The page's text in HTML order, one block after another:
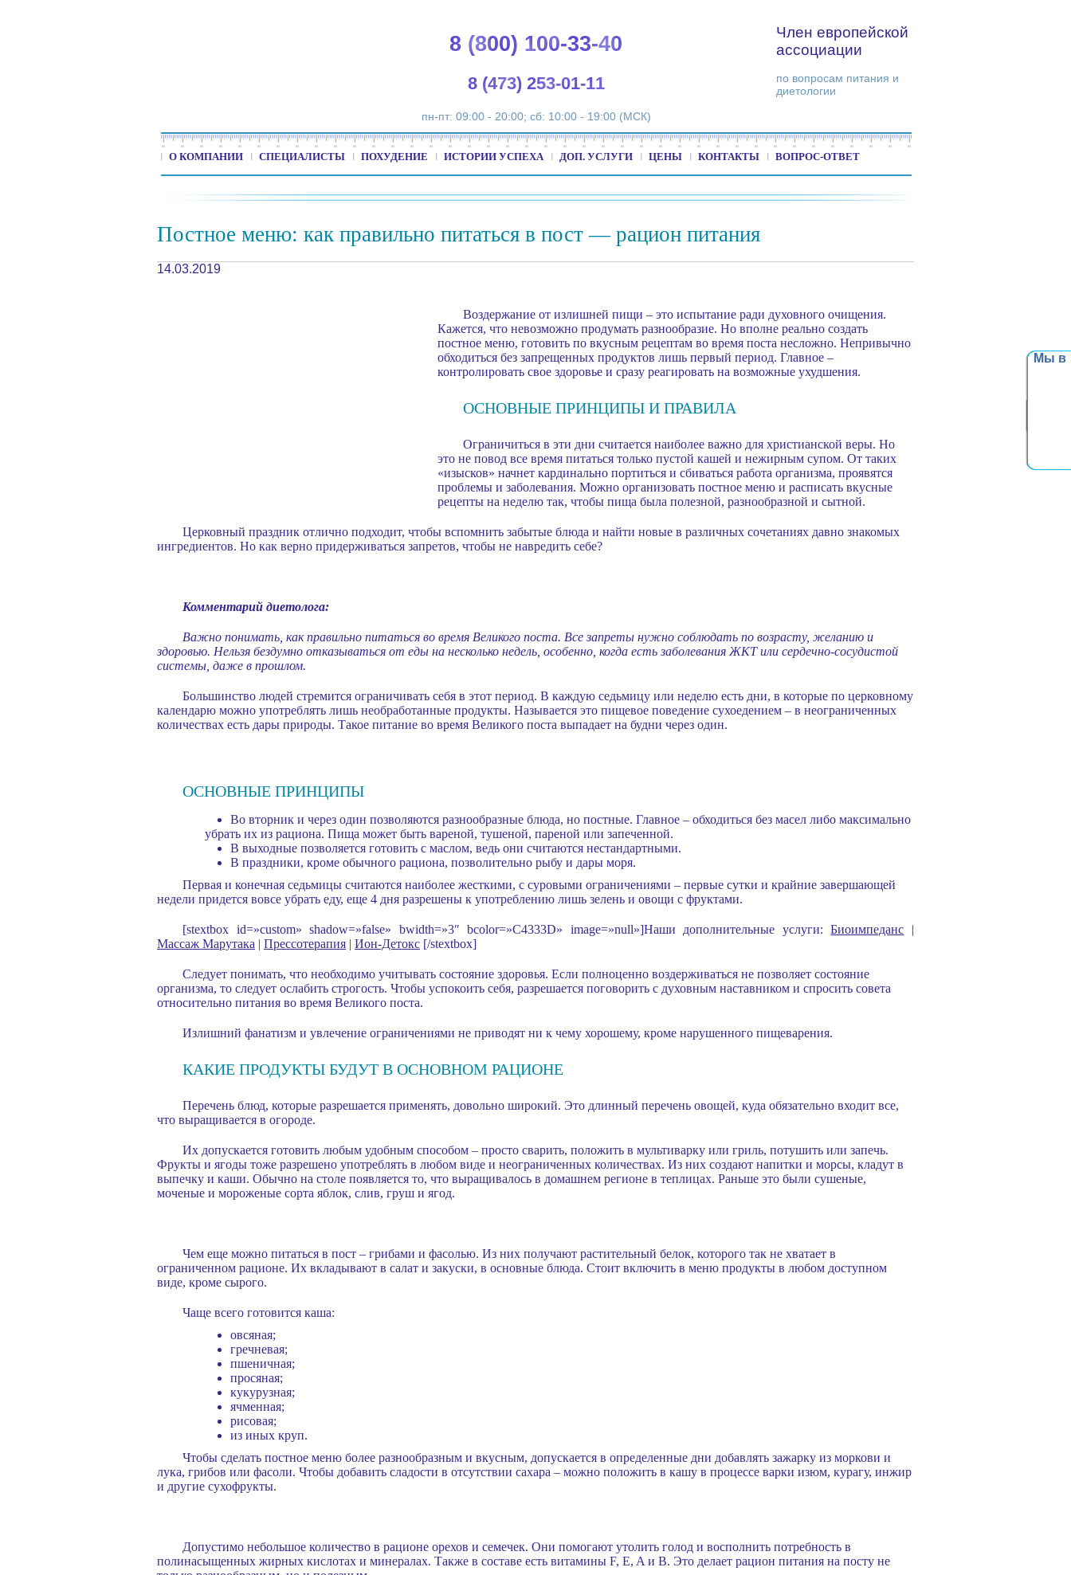
Мы в
8 (800) 100-33-40
8 (473) 253-01-11
пн-пт: 09:00 - 20:00; сб: 10:00 - 19:00 (МСК)
Член европейской
ассоциации
по вопросам питания и
диетологии
О КОМПАНИИ СПЕЦИАЛИСТЫ ПОХУДЕНИЕ ИСТОРИИ УСПЕХА ДОП. УСЛУГИ ЦЕНЫ КОНТАКТЫ ВОПРОС-ОТВЕТ
Постное меню: как правильно питаться в пост — рацион питания
14.03.2019
Воздержание от излишней пищи – это испытание ради духовного очищения.
Кажется, что невозможно продумать разнообразие. Но вполне реально создать
постное меню, готовить по вкусным рецептам во время поста несложно. Непривычно
обходиться без запрещенных продуктов лишь первый период. Главное –
контролировать свое здоровье и сразу реагировать на возможные ухудшения.
ОСНОВНЫЕ ПРИНЦИПЫ И ПРАВИЛА
Ограничиться в эти дни считается наиболее важно для христианской веры. Но
это не повод все время питаться только пустой кашей и нежирным супом. От таких
«изысков» начнет кардинально портиться и сбиваться работа организма, проявятся
проблемы и заболевания. Можно организовать постное меню и расписать вкусные
рецепты на неделю так, чтобы пища была полезной, разнообразной и сытной.
Церковный праздник отлично подходит, чтобы вспомнить забытые блюда и найти новые в различных сочетаниях давно знакомых
ингредиентов. Но как верно придерживаться запретов, чтобы не навредить себе?
Комментарий диетолога:
Важно понимать, как правильно питаться во время Великого поста. Все запреты нужно соблюдать по возрасту, желанию и
здоровью. Нельзя бездумно отказываться от еды на несколько недель, особенно, когда есть заболевания ЖКТ или сердечно-сосудистой
системы, даже в прошлом.
Большинство людей стремится ограничивать себя в этот период. В каждую седьмицу или неделю есть дни, в которые по церковному
календарю можно употреблять лишь необработанные продукты. Называется это пищевое поведение сухоедением – в неограниченных
количествах есть дары природы. Такое питание во время Великого поста выпадает на будни через один.
ОСНОВНЫЕ ПРИНЦИПЫ
Во вторник и через один позволяются разнообразные блюда, но постные. Главное – обходиться без масел либо максимально
убрать их из рациона. Пища может быть вареной, тушеной, пареной или запеченной.
В выходные позволяется готовить с маслом, ведь они считаются нестандартными.
В праздники, кроме обычного рациона, позволительно рыбу и дары моря.
Первая и конечная седьмицы считаются наиболее жесткими, с суровыми ограничениями – первые сутки и крайние завершающей
недели придется вовсе убрать еду, еще 4 дня разрешены к употреблению лишь зелень и овощи с фруктами.
[stextbox id=»custom» shadow=»false» bwidth=»3″ bcolor=»C4333D» image=»null»]Наши дополнительные услуги:Биоимпеданс |
Массаж Марутака | Прессотерапия | Ион-Детокс [/stextbox]
Следует понимать, что необходимо учитывать состояние здоровья. Если полноценно воздерживаться не позволяет состояние
организма, то следует ослабить строгость. Чтобы успокоить себя, разрешается поговорить с духовным наставником и спросить совета
относительно питания во время Великого поста.
Излишний фанатизм и увлечение ограничениями не приводят ни к чему хорошему, кроме нарушенного пищеварения.
КАКИЕ ПРОДУКТЫ БУДУТ В ОСНОВНОМ РАЦИОНЕ
Перечень блюд, которые разрешается применять, довольно широкий. Это длинный перечень овощей, куда обязательно входит все,
что выращивается в огороде.
Их допускается готовить любым удобным способом – просто сварить, положить в мультиварку или гриль, потушить или запечь.
Фрукты и ягоды тоже разрешено употреблять в любом виде и неограниченных количествах. Из них создают напитки и морсы, кладут в
выпечку и каши. Обычно на столе появляется то, что выращивалось в домашнем регионе в теплицах. Раньше это были сушеные,
моченые и мороженые сорта яблок, слив, груш и ягод.
Чем еще можно питаться в пост – грибами и фасолью. Из них получают растительный белок, которого так не хватает в
ограниченном рационе. Их вкладывают в салат и закуски, в основные блюда. Стоит включить в меню продукты в любом доступном
виде, кроме сырого.
Чаще всего готовится каша:
овсяная;
гречневая;
пшеничная;
просяная;
кукурузная;
ячменная;
рисовая;
из иных круп.
Чтобы сделать постное меню более разнообразным и вкусным, допускается в определенные дни добавлять зажарку из моркови и
лука, грибов или фасоли. Чтобы добавить сладости в отсутствии сахара – можно положить в кашу в процессе варки изюм, курагу, инжир
и другие сухофрукты.
Допустимо небольшое количество в рационе орехов и семечек. Они помогают утолить голод и восполнить потребность в
полинасыщенных жирных кислотах и минералах. Также в составе есть витамины F, E, A и B. Это делает рацион питания на посту не